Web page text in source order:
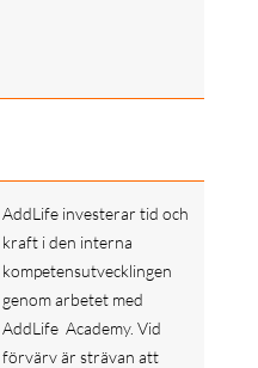
AddLife investerar tid och
kraft i den interna
kompetensutvecklingen
genom arbetet med
AddLife Academy. Vid
förvärv är strävan att